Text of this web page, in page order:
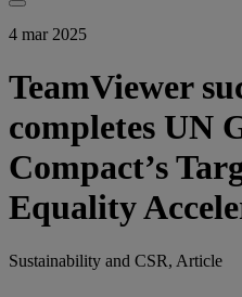
4 mar 2025
TeamViewer
completes UN
Compact’s
Equality
Sustainability and CSR, Article